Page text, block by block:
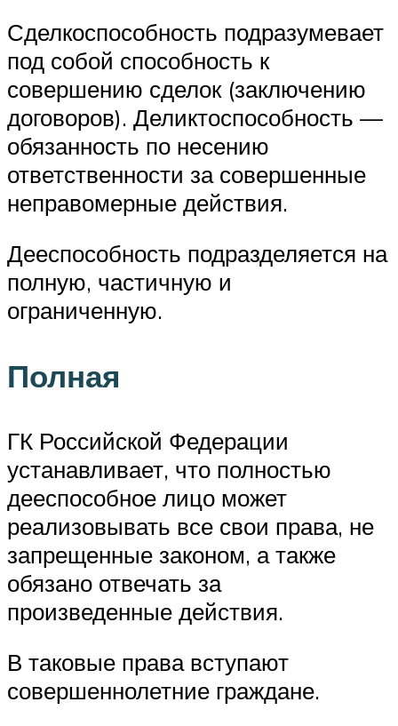
Сделкоспособность подразумевает
под собой способность к
совершению сделок (заключению
договоров). Деликтоспособность —
обязанность по несению
ответственности за совершенные
неправомерные действия.
Дееспособность подразделяется на
полную, частичную и
ограниченную.
Полная
ГК Российской Федерации
устанавливает, что полностью
дееспособное лицо может
реализовывать все свои права, не
запрещенные законом, а также
обязано отвечать за
произведенные действия.
В таковые права вступают
совершеннолетние граждане.